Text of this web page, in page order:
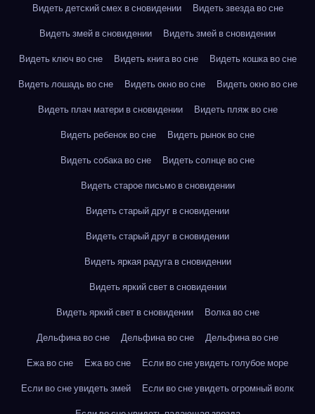
Видеть детский смех в сновидении
Видеть звезда во сне
Видеть змей в сновидении
Видеть змей в сновидении
Видеть ключ во сне
Видеть книга во сне
Видеть кошка во сне
Видеть лошадь во сне
Видеть окно во сне
Видеть окно во сне
Видеть плач матери в сновидении
Видеть пляж во сне
Видеть ребенок во сне
Видеть рынок во сне
Видеть собака во сне
Видеть солнце во сне
Видеть старое письмо в сновидении
Видеть старый друг в сновидении
Видеть старый друг в сновидении
Видеть яркая радуга в сновидении
Видеть яркий свет в сновидении
Видеть яркий свет в сновидении
Волка во сне
Дельфина во сне
Дельфина во сне
Дельфина во сне
Ежа во сне
Ежа во сне
Если во сне увидеть голубое море
Если во сне увидеть змей
Если во сне увидеть огромный волк